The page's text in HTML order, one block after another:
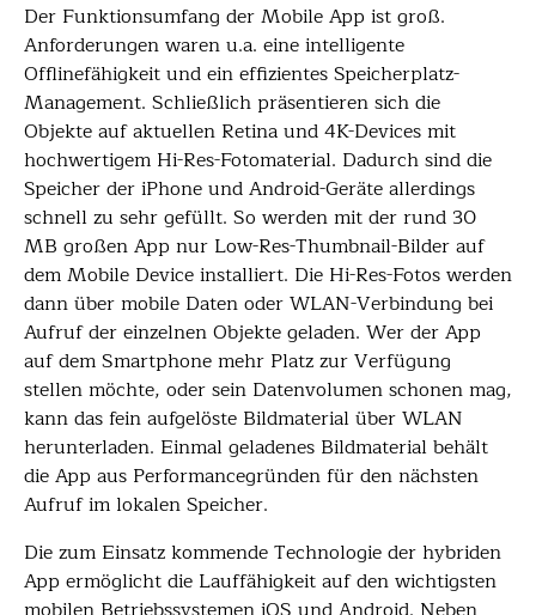
Der Funktionsumfang der Mobile App ist groß.
Anforderungen waren u.a. eine intelligente
Offlinefähigkeit und ein effizientes Speicherplatz-
Management. Schließlich präsentieren sich die
Objekte auf aktuellen Retina und 4K-Devices mit
hochwertigem Hi-Res-Fotomaterial. Dadurch sind die
Speicher der iPhone und Android-Geräte allerdings
schnell zu sehr gefüllt. So werden mit der rund 30
MB großen App nur Low-Res-Thumbnail-Bilder auf
dem Mobile Device installiert. Die Hi-Res-Fotos werden
dann über mobile Daten oder WLAN-Verbindung bei
Aufruf der einzelnen Objekte geladen. Wer der App
auf dem Smartphone mehr Platz zur Verfügung
stellen möchte, oder sein Datenvolumen schonen mag,
kann das fein aufgelöste Bildmaterial über WLAN
herunterladen. Einmal geladenes Bildmaterial behält
die App aus Performancegründen für den nächsten
Aufruf im lokalen Speicher.
Die zum Einsatz kommende Technologie der hybriden
App ermöglicht die Lauffähigkeit auf den wichtigsten